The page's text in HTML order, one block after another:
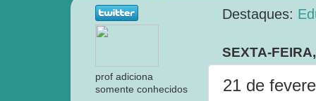
Destaques:
SEXTA-
21 de
prof adiciona
somente conhecidos